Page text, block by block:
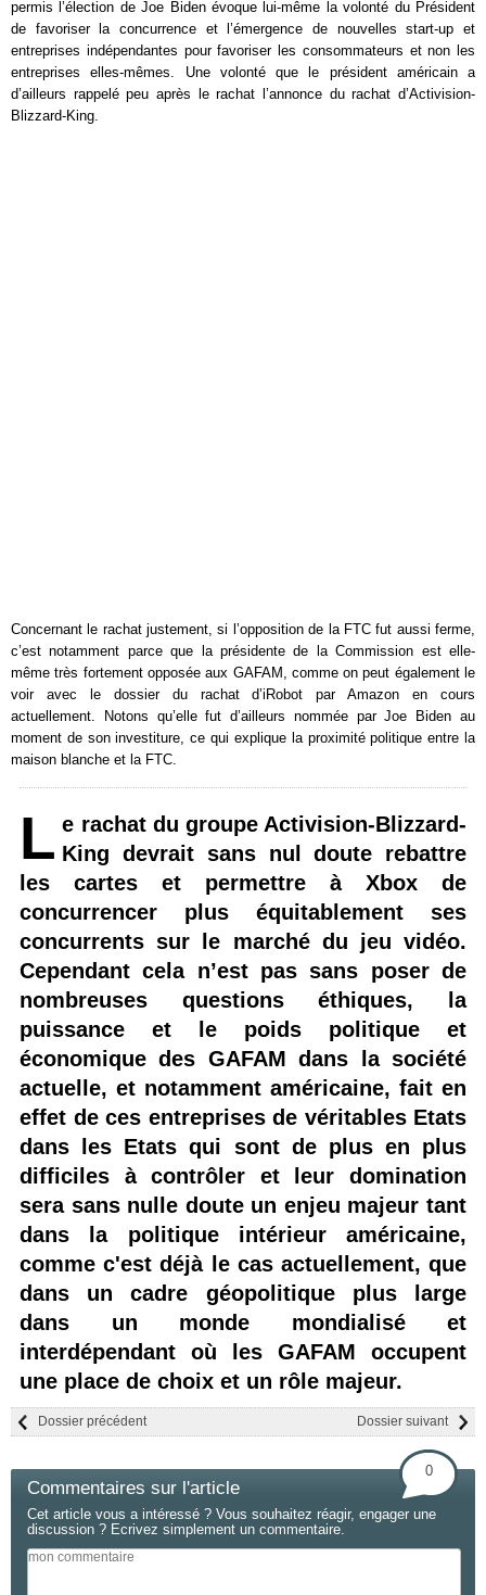
permis l’élection de Joe Biden évoque lui-même la volonté du Président
de favoriser la concurrence et l’émergence de nouvelles start-up et
entreprises indépendantes pour favoriser les consommateurs et non les
entreprises elles-mêmes. Une volonté que le président américain a
d’ailleurs rappelé peu après le rachat l’annonce du rachat d’Activision-
Blizzard-King.
Concernant le rachat justement, si l’opposition de la FTC fut aussi ferme,
c’est notamment parce que la présidente de la Commission est elle-
même très fortement opposée aux GAFAM, comme on peut également le
voir avec le dossier du rachat d’iRobot par Amazon en cours
actuellement. Notons qu’elle fut d’ailleurs nommée par Joe Biden au
moment de son investiture, ce qui explique la proximité politique entre la
maison blanche et la FTC.
L e rachat du groupe Activision-Blizzard-
King devrait sans nul doute rebattre
les cartes et permettre à Xbox de
concurrencer plus équitablement ses
concurrents sur le marché du jeu vidéo.
Cependant cela n’est pas sans poser de
nombreuses questions éthiques, la
puissance et le poids politique et
économique des GAFAM dans la société
actuelle, et notamment américaine, fait en
effet de ces entreprises de véritables Etats
dans les Etats qui sont de plus en plus
difficiles à contrôler et leur domination
sera sans nulle doute un enjeu majeur tant
dans la politique intérieur américaine,
comme c'est déjà le cas actuellement, que
dans un cadre géopolitique plus large
dans un monde mondialisé et
interdépendant où les GAFAM occupent
une place de choix et un rôle majeur.
Dossier suivant
Dossier précédent
Commentaires sur l'article
0
Cet article vous a intéressé ? Vous souhaitez réagir, engager une
discussion ? Ecrivez simplement un commentaire.